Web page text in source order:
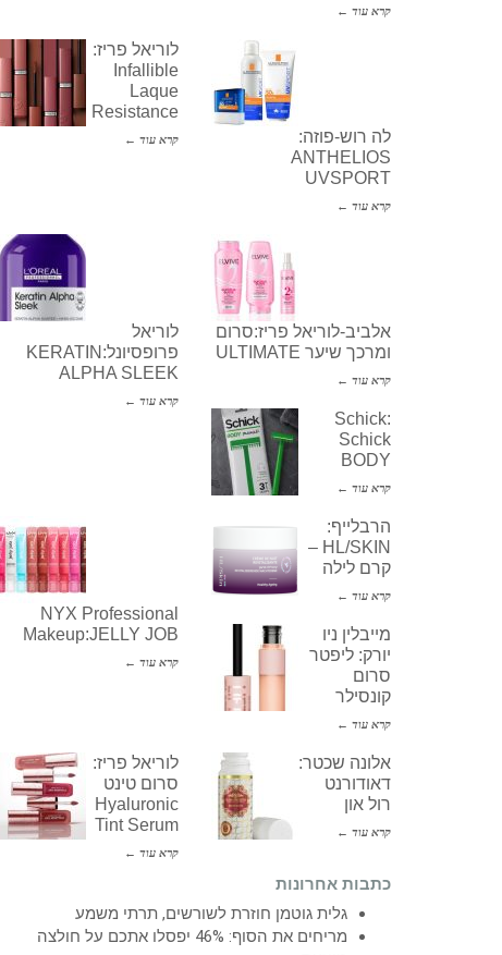
קרא עוד ←
לוריאל פריז:
Infallible
Laque
Resistance
קרא עוד ←
לה רוש-פוזה:
ANTHELIOS
UVSPORT
קרא עוד ←
לוריאל
פרופסיונל:KERATIN
ALPHA SLEEK
קרא עוד ←
אלביב-לוריאל פריז:סרום
ומרכך שיער ULTIMATE
קרא עוד ←
Schick:
Schick
BODY
קרא עוד ←
NYX Professional
Makeup:JELLY JOB
קרא עוד ←
הרבלייף:
HL/SKIN –
קרם לילה
קרא עוד ←
מייבלין ניו
יורק: ליפטר
סרום
קונסילר
קרא עוד ←
לוריאל פריז:
סרום טינט
Hyaluronic
Tint Serum
קרא עוד ←
אלונה שכטר:
דאודורנט
רול און
קרא עוד ←
כתבות אחרונות
גלית גוטמן חוזרת לשורשים, תרתי משמע
מריחים את הסוף: 46% יפסלו אתכם על חולצה